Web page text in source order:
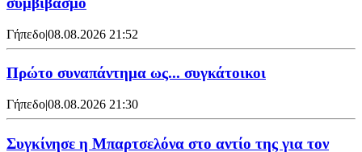
Γήπεδο|08.08.2026 21:52
Πρώτο συναπάντημα ως... συγκάτοικοι
Γήπεδο|08.08.2026 21:30
Συγκίνησε η Μπαρτσελόνα στο αντίο της για τον